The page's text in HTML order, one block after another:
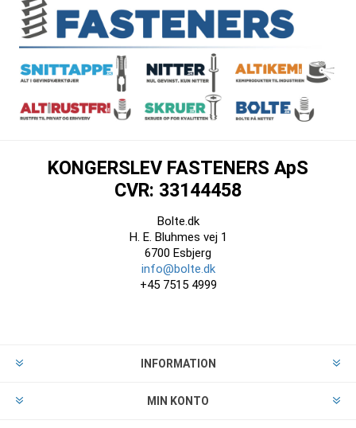
KONGERSLEV FASTENERS ApS
CVR: 33144458
Bolte.dk
H. E. Bluhmes vej 1
6700 Esbjerg
info@bolte.dk
+45 7515 4999
INFORMATION
MIN KONTO